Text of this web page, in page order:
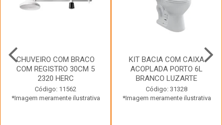
CHUVEIRO COM BRACO
COM REGISTRO 30CM 5
2320 HERC
Código: 11562
*Imagem meramente ilustrativa
KIT BACIA COM CAIXA
ACOPLADA PORTO 6L
BRANCO LUZARTE
Código: 31328
*Imagem meramente ilustrativa